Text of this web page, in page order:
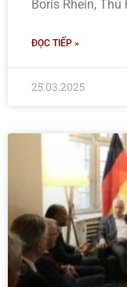
Boris Rhein,
ĐỌC TIẾP »
25.03.2025